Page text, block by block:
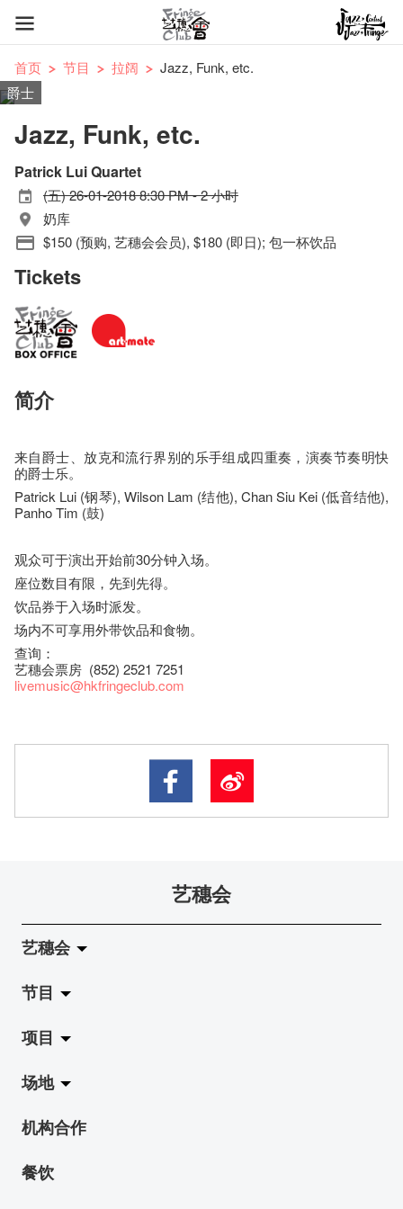
首页 节目 拉阔
Jazz, Funk, etc.
爵士
Jazz, Funk, etc.
Patrick Lui Quartet
(五) 26-01-2018 8:30 PM - 2 小时
奶库
$150 (预购, 艺穗会会员), $180 (即日); 包一杯饮品
Tickets
简介
来自爵士、放克和流行界别的乐手组成四重奏，演奏节奏明快
的爵士乐。
Patrick Lui (钢琴), Wilson Lam (结他), Chan Siu Kei (低音结他),
Panho Tim (鼓)
观众可于演出开始前30分钟入场。
座​位​数目​有​限​，先到先得。
饮品券于入场时派发。
场内不可享用外带饮品和食物。
查询：
艺穗会票房 (852) 2521 7251
livemusic@hkfringeclub.com
艺穗会
艺穗会
关于艺穗会
艺穗会的演化
使命与宗旨
艺穗会架构
档案库
节目
拉阔
展览
演出
活动
项目
Jazz-Go-Central, Jazz-Go-Fringe
LPL
2015-16 艺术场地资助计划
场地
陈丽玲划廊
奶库
机构合作
餐饮